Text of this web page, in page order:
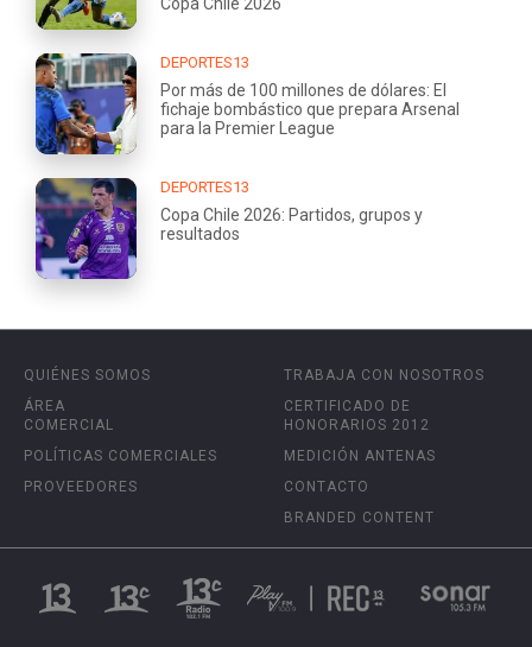
DEPORTES13
Por más de 100 millones de dólares: El
fichaje bombástico que prepara Arsenal
para la Premier League
DEPORTES13
Copa Chile 2026: Partidos, grupos y
resultados
QUIÉNES SOMOS
ÁREA
COMERCIAL
POLÍTICAS COMERCIALES
PROVEEDORES
TRABAJA CON NOSOTROS
CERTIFICADO DE
HONORARIOS 2012
MEDICIÓN ANTENAS
CONTACTO
BRANDED CONTENT